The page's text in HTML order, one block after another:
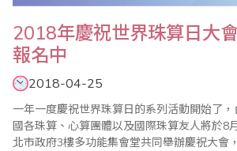
2018年慶祝世界珠算日大
報名中
2018-04-25
一年一度慶祝世界珠算日的系列活動開始了
國各珠算、心算團體以及國際珠算友人將於8
北市政府3樓多功能集會堂共同舉辦慶祝大會